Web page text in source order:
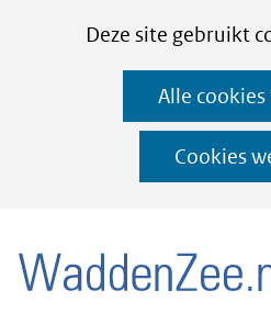
CookiesDeze site gebruikt
deze
Alle
Cookies